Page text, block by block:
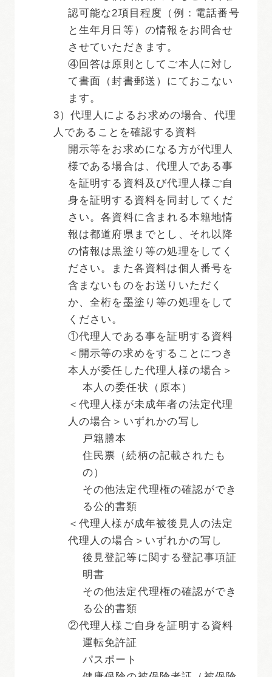
認可能な2項目程度（例：電話番号
と生年月日等）の情報をお問合せ
させていただきます。
④回答は原則としてご本人に対し
て書面（封書郵送）にておこない
ます。
3）代理人によるお求めの場合、代理
人であることを確認する資料
開示等をお求めになる方が代理人
様である場合は、代理人である事
を証明する資料及び代理人様ご自
身を証明する資料を同封してくだ
さい。各資料に含まれる本籍地情
報は都道府県までとし、それ以降
の情報は黒塗り等の処理をしてく
ださい。また各資料は個人番号を
含まないものをお送りいただく
か、全桁を墨塗り等の処理をして
ください。
①代理人である事を証明する資料
＜開示等の求めをすることにつき
本人が委任した代理人様の場合＞
本人の委任状（原本）
＜代理人様が未成年者の法定代理
人の場合＞いずれかの写し
戸籍謄本
住民票（続柄の記載されたも
の）
その他法定代理権の確認ができ
る公的書類
＜代理人様が成年被後見人の法定
代理人の場合＞いずれかの写し
後見登記等に関する登記事項証
明書
その他法定代理権の確認ができ
る公的書類
②代理人様ご自身を証明する資料
運転免許証
パスポート